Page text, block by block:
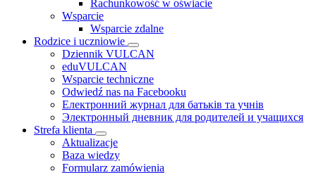
Rachunkowość w oświacie
Wsparcie
Wsparcie zdalne
Rodzice i uczniowie
Dziennik VULCAN
eduVULCAN
Wsparcie techniczne
Odwiedź nas na Facebooku
Електронний журнал для батьків та учнів
Электронный дневник для родителей и учащихся
Strefa klienta
Aktualizacje
Baza wiedzy
Formularz zamówienia